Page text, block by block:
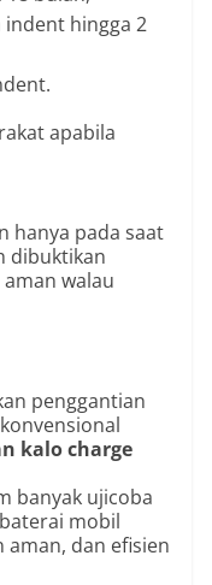
indent hingga 2
apabila
hanya pada saat
dibuktikan
walau
penggantian
kalo charge
banyak ujicoba
baterai mobil
dan efisien